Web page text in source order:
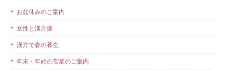
お盆休みのご案内
女性と漢方薬
漢方で春の養生
年末・年始の営業のご案内